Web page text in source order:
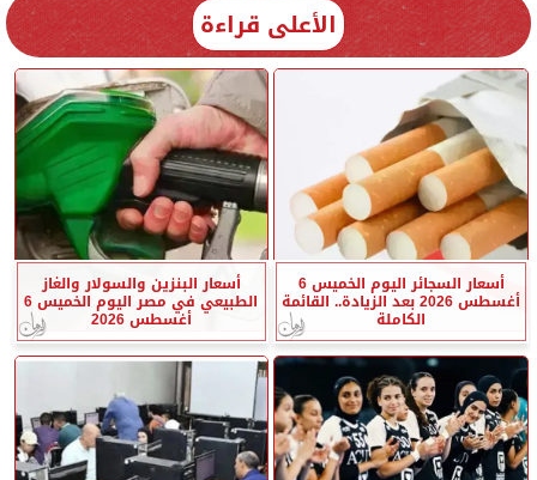
الأعلى قراءة
أسعار السجائر اليوم الخميس 6
أغسطس 2026 بعد الزيادة.. القائمة
الكاملة
أسعار البنزين والسولار والغاز
الطبيعي في مصر اليوم الخميس 6
أغسطس 2026